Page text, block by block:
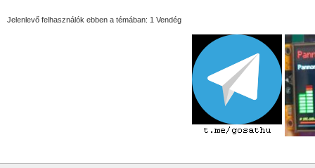
Jelenlevő felhasználók ebben a témában: 1 Vendég